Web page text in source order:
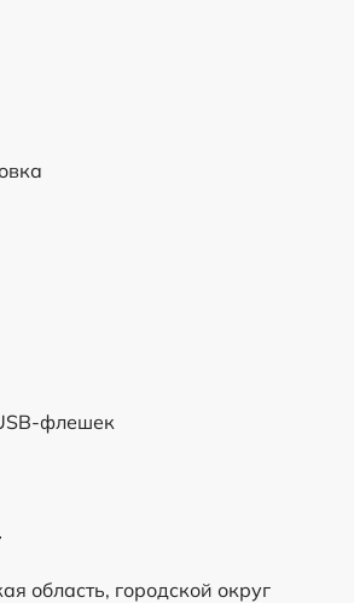
флешек
область, городской округ